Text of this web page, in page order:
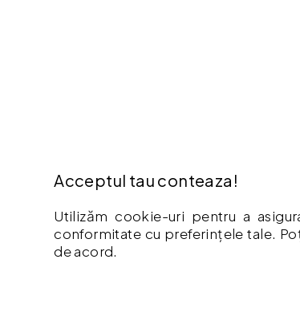
Acceptul tau conteaza!
Utilizăm cookie-uri pentru a
conformitate cu preferințele tale.
de acord.
Afiliere
Producători
Istoric comenzi
Hartă site